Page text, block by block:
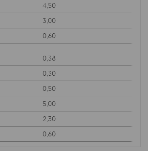
4,50
3,00
0,60
0,38
0,30
0,50
5,00
2,30
0,60